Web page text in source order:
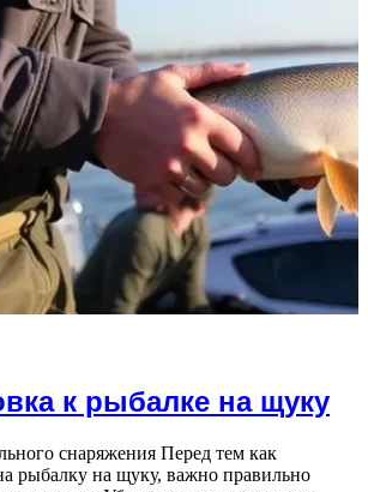
к рыбалке на щуку
снаряжения Перед тем как
рыбалку на щуку, важно правильно